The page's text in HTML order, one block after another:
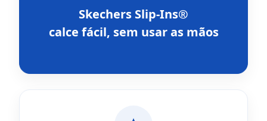
Skechers Slip-Ins®
calce fácil, sem usar as mãos